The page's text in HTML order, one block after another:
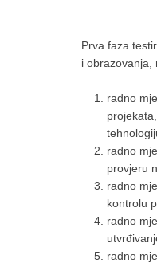
Prva faza
i obrazovanja,
radno
radno
provjeru
radno
kontrolu
radno
radno